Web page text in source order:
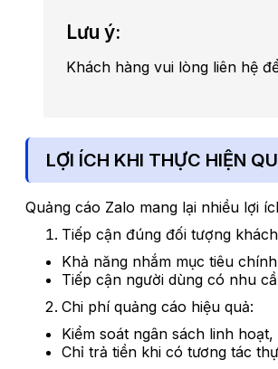
Lưu ý:
Khách hàng vui lòng liên hệ
LỢI ÍCH KHI THỰC HIỆN
Quảng cáo Zalo mang lại nhiều lợi
Tiếp cận đúng đối tượng
Khả năng nhắm mục tiêu
Tiếp cận người dùng có nhu
Chi phí quảng cáo hiệu quả:
Kiểm soát ngân sách linh
Chỉ trả tiền khi có tương tác